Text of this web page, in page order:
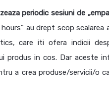
periodic sesiuni de
au drept scop scalarea
care iti ofera indicii
produs in cos. Dar aceste
a crea produse/servicii/o